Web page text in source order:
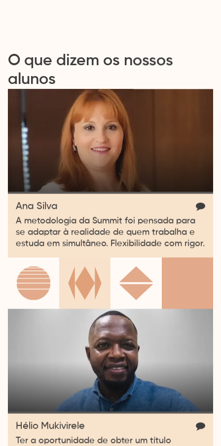
O que dizem os nossos
alunos
Ana Silva
A metodologia da Summit foi pensada para
se adaptar à realidade de quem trabalha e
estuda em simultâneo. Flexibilidade com rigor.
Hélio Mukivirele
Ter a oportunidade de obter um título